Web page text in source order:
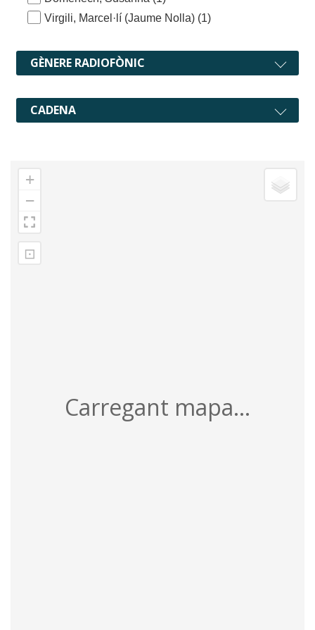
Virgili, Marcel·lí (Jaume Nolla) (1)
GÈNERE RADIOFÒNIC
CADENA
+
−
⊡
Carregant mapa...